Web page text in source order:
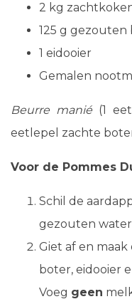
2 kg
125 g gezouten
1 eidooier
Gemalen
Beurre manié(1
eetlepel zachte
Voor de Pommes
Schil de
gezouten
Giet af en
boter, eidooier
Voeg geen